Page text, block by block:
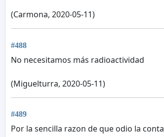
(Carmona, 2020-05-11)
#488
No necesitamos más radioactividad
(Miguelturra, 2020-05-11)
#489
Por la sencilla razon de que odio la